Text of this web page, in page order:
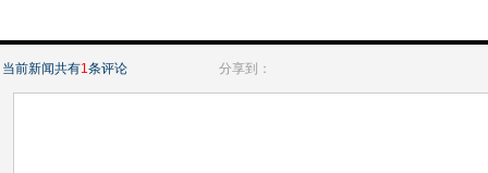
当前新闻共有1条评论 分享到：